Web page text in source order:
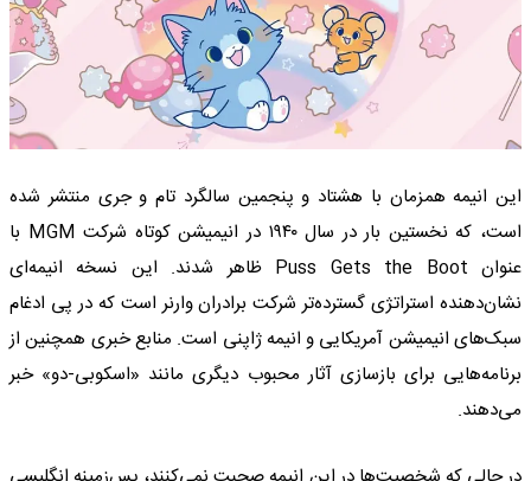
این انیمه همزمان با هشتاد و پنجمین سالگرد تام و جری منتشر شده
است، که نخستین بار در سال ۱۹۴۰ در انیمیشن کوتاه شرکت MGM با
عنوان Puss Gets the Boot ظاهر شدند. این نسخه انیمه‌ای
نشان‌دهنده استراتژی گسترده‌تر شرکت برادران وارنر است که در پی ادغام
سبک‌های انیمیشن آمریکایی و انیمه ژاپنی است. منابع خبری همچنین از
برنامه‌هایی برای بازسازی آثار محبوب دیگری مانند «اسکوبی-دو» خبر
می‌دهند.